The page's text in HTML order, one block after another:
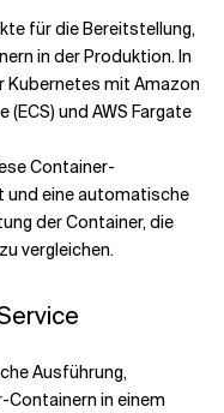
für die Bereitstellung,
in der Produktion. In
Kubernetes mit Amazon
(ECS) und AWS Fargate
Container-
eine automatische
der Container, die
vergleichen.
Ausführung,
Containern in einem